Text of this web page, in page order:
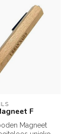
F
Magneet